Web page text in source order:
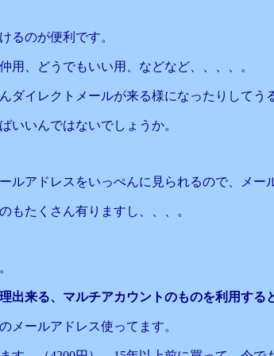
るのが便利です。
用、どうでもいい用、などなど、、、、。
ダイレクトメールが来る様になったりしてう
いいんではないでしょうか。
ルアドレスをいっぺんに見られるので、メー
もたくさん有りますし、、、。
出来る、マルチアカウントのものを利用する
メールアドレス使ってます。